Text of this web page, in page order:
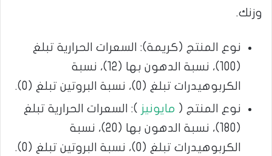
وزنك.
نوع المنتج (كريمة): السعرات الحرارية تبلغ
(100)، نسبة الدهون بها (12)، نسبة
الكربوهيدرات تبلغ (0)، نسبة البروتين تبلغ (0).
نوع المنتج ( مايونيز ): السعرات الحرارية تبلغ
(180)، نسبة الدهون بها (20)، نسبة
الكربوهيدرات تبلغ (0)، نسبة البروتين تبلغ (0).